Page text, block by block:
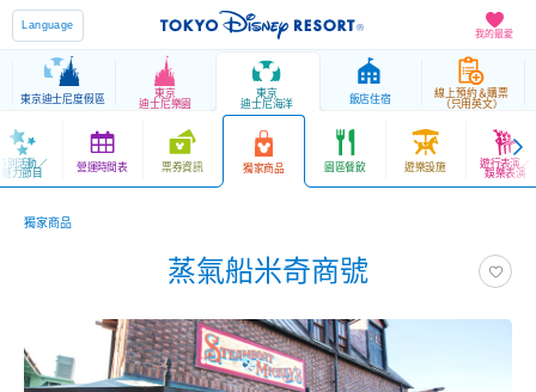
我的最愛
Language
東京迪士尼度假區
東京
迪士尼樂園
東京
迪士尼海洋
飯店住宿
線上預約＆購票
（只用英文）
別活動／
魅力節目 營運時間表 票券資訊 獨家商品 園區餐飲 遊樂設施 遊行表演／
娛樂表演
獨家商品
蒸氣船米奇商號